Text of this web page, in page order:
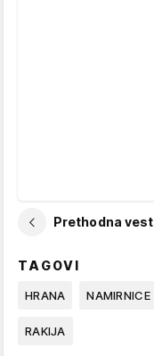
Prethodna vest
TAGOVI
HRANA NAMIRNICE
RAKIJA